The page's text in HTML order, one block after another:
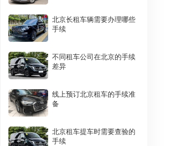
北京长租车辆需要办理哪些
手续
不同租车公司在北京的手续
差异
线上预订北京租车的手续准
备
北京租车提车时需要查验的
手续